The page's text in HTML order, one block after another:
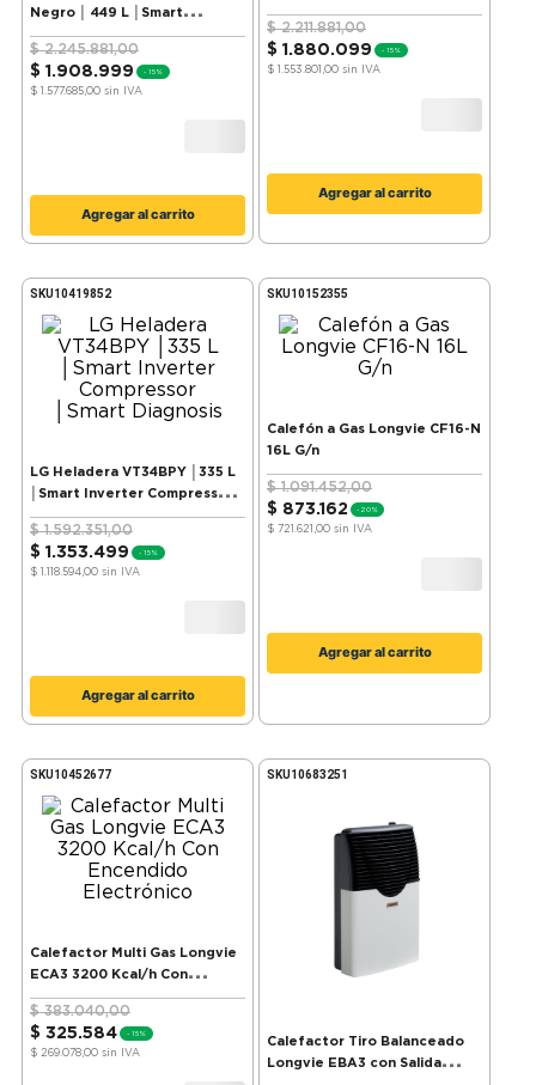
Negro │ 449 L │Smart
Inverter Compressor │ ThinQ
│ Dispenser
$ 2.245.881,00
$ 1 .908.999 -15%
$ 1.577.685,00 sin IVA
Agregar al carrito
ThinQ │ Dispenser
$ 2.211.881,00
$ 1 .880.099 -15%
$ 1.553.801,00 sin IVA
Agregar al carrito
SKU10419852
LG Heladera VT34BPY │335 L
│Smart Inverter Compressor
│Smart Diagnosis
$ 1.592.351,00
$ 1 .353.499 -15%
$ 1.118.594,00 sin IVA
Agregar al carrito
SKU10152355
Calefón a Gas Longvie CF16-N
16L G/n
$ 1.091.452,00
$ 873.162 -20%
$ 721.621,00 sin IVA
Agregar al carrito
SKU10452677
Calefactor Multi Gas Longvie
ECA3 3200 Kcal/h Con
Encendido Electrónico
$ 383.040,00
$ 325.584 -15%
$ 269.078,00 sin IVA
SKU10683251
Calefactor Tiro Balanceado
Longvie EBA3 con Salida